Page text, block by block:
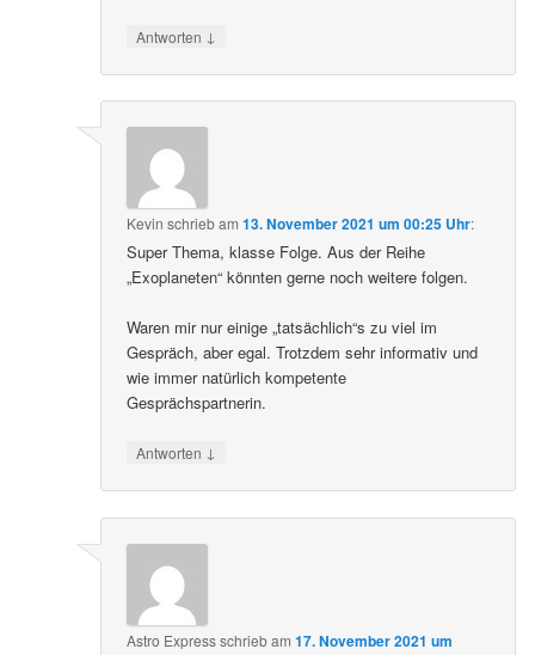
Antworten ↓
Kevin schriebam13. November 2021 um 00:25 Uhr:
Super Thema, klasse Folge. Aus der Reihe
„Exoplaneten“ könnten gerne noch weitere folgen.
Waren mir nur einige „tatsächlich“s zu viel im
Gespräch, aber egal. Trotzdem sehr informativ und
wie immer natürlich kompetente
Gesprächspartnerin.
Antworten ↓
Astro Expressschriebam17. November 2021 um